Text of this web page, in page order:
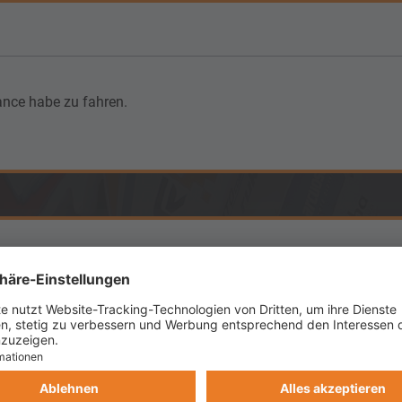
habe zu fahren.
kann hier günstig fahren. Bei Interesse einfach PN oder